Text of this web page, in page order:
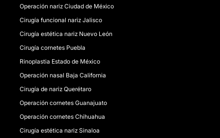
Operación nariz Ciudad de México
Cirugía funcional nariz Jalisco
Cirugía estética nariz Nuevo León
Cirugía cornetes Puebla
Rinoplastia Estado de México
Operación nasal Baja California
Cirugía de nariz Querétaro
Operación cornetes Guanajuato
Operación cornetes Chihuahua
Cirugía estética nariz Sinaloa